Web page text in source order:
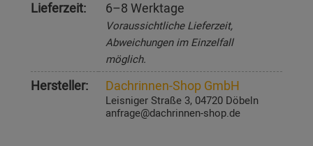
Lieferzeit:
6–8 Werktage
Voraussichtliche Lieferzeit,
Abweichungen im Einzelfall
möglich.
Hersteller: Dachrinnen-Shop GmbH
Leisniger Straße 3, 04720 Döbeln
anfrage@dachrinnen-shop.de